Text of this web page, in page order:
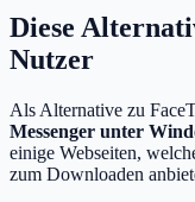
Diese
Nutzer
Als Alternative zu
Messenger unter
einige Webseiten,
zum Downloaden